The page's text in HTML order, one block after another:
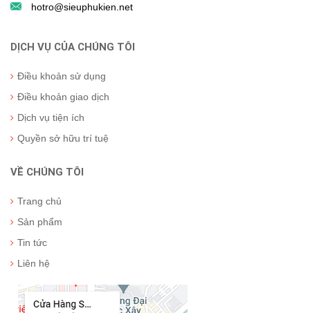
hotro@sieuphukien.net
DỊCH VỤ CỦA CHÚNG TÔI
Điều khoản sử dụng
Điều khoản giao dịch
Dịch vụ tiện ích
Quyền sở hữu trí tuệ
VỀ CHÚNG TÔI
Trang chủ
Sản phẩm
Tin tức
Liên hệ